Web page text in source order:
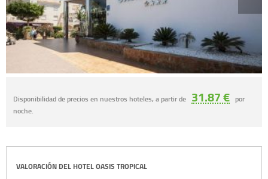
Disponibilidad de precios en nuestros hoteles, a partir de 31.87 € por
noche.
VALORACIÓN DEL HOTEL OASIS TROPICAL